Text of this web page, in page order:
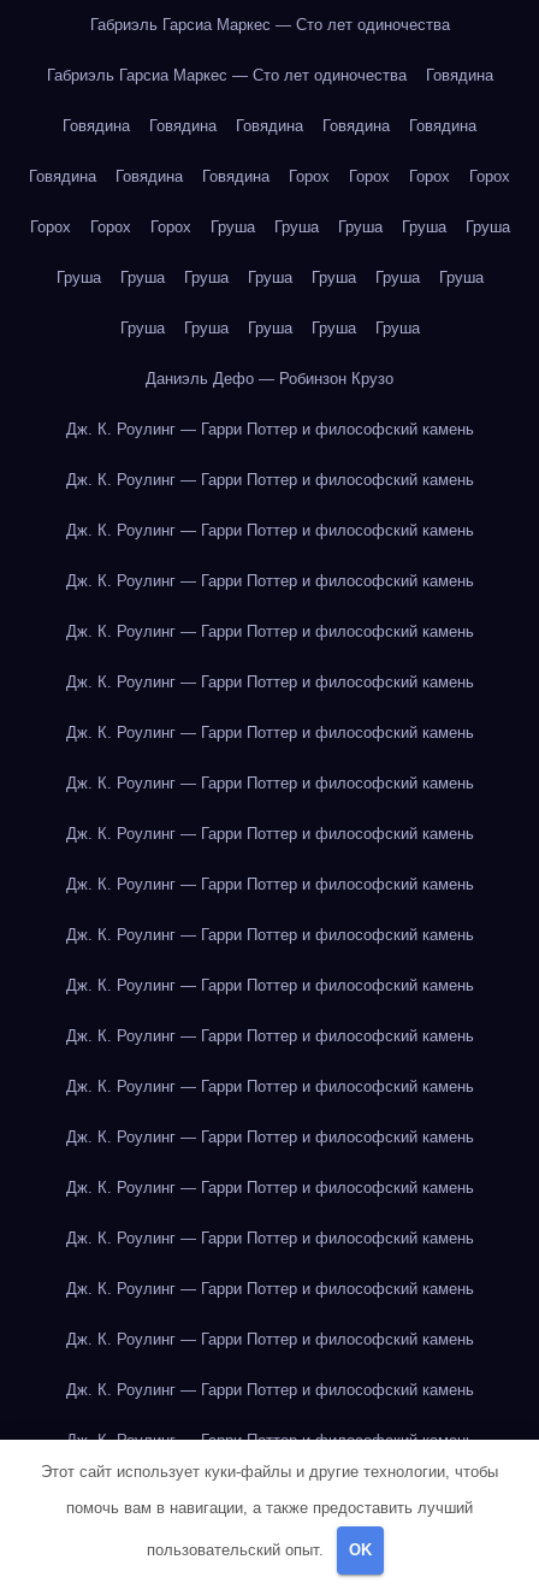
Габриэль Гарсиа Маркес — Сто лет одиночества
Габриэль Гарсиа Маркес — Сто лет одиночества Говядина
Говядина Говядина Говядина Говядина Говядина
Говядина Говядина Говядина Горох Горох Горох Горох
Горох Горох Горох Груша Груша Груша Груша Груша
Груша Груша Груша Груша Груша Груша Груша
Груша Груша Груша Груша Груша
Даниэль Дефо — Робинзон Крузо
Дж. К. Роулинг — Гарри Поттер и философский камень
Дж. К. Роулинг — Гарри Поттер и философский камень
Дж. К. Роулинг — Гарри Поттер и философский камень
Дж. К. Роулинг — Гарри Поттер и философский камень
Дж. К. Роулинг — Гарри Поттер и философский камень
Дж. К. Роулинг — Гарри Поттер и философский камень
Дж. К. Роулинг — Гарри Поттер и философский камень
Дж. К. Роулинг — Гарри Поттер и философский камень
Дж. К. Роулинг — Гарри Поттер и философский камень
Дж. К. Роулинг — Гарри Поттер и философский камень
Дж. К. Роулинг — Гарри Поттер и философский камень
Дж. К. Роулинг — Гарри Поттер и философский камень
Дж. К. Роулинг — Гарри Поттер и философский камень
Дж. К. Роулинг — Гарри Поттер и философский камень
Дж. К. Роулинг — Гарри Поттер и философский камень
Дж. К. Роулинг — Гарри Поттер и философский камень
Дж. К. Роулинг — Гарри Поттер и философский камень
Дж. К. Роулинг — Гарри Поттер и философский камень
Дж. К. Роулинг — Гарри Поттер и философский камень
Дж. К. Роулинг — Гарри Поттер и философский камень
Дж. К. Роулинг — Гарри Поттер и философский камень
Дж. Р. Р. Толкин — Властелин колец
Этот сайт использует куки-файлы и другие технологии, чтобы
помочь вам в навигации, а также предоставить лучший
пользовательский опыт. OK